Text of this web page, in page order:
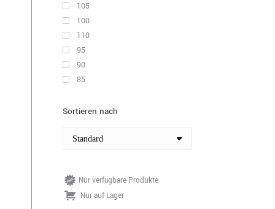
105
100
110
95
90
85
Sortieren nach
Nur verfügbare Produkte
Nur auf Lager